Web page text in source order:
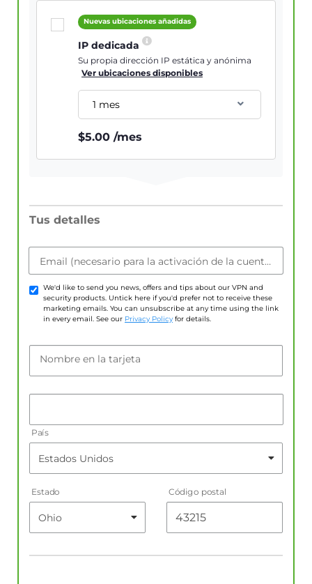
Nuevas ubicaciones añadidas
IP dedicada
Su propia dirección IP estática y anónima
Ver ubicaciones disponibles
1 mes
$5.00 /mes
Tus detalles
Email (necesario para la activación de la cuenta)
We'd like to send you news, offers and tips about our VPN and
security products. Untick here if you'd prefer not to receive these
marketing emails. You can unsubscribe at any time using the link
in every email. See our Privacy Policy for details.
Nombre en la tarjeta
País
Estado Código postal